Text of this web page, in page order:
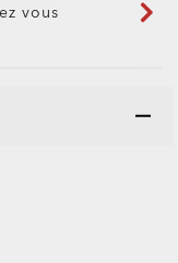
vous